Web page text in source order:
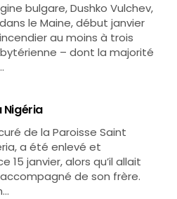
bulgare, Dushko Vulchev,
le Maine, début janvier
au moins à trois
– dont la majorité
Nigéria
de la Paroisse Saint
a été enlevé et
15 janvier, alors qu’il allait
de son frère.